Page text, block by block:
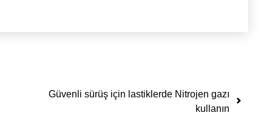
Güvenli sürüş için lastiklerde Nitrojen gazı
kullanın